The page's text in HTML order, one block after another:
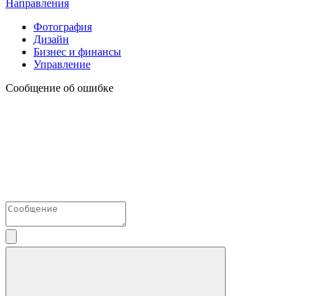
Направления
Фотография
Дизайн
Бизнес и финансы
Управление
Сообщение об ошибке